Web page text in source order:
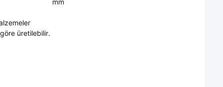
mm
üretilebilir.